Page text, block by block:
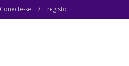
Conecte-se / registo